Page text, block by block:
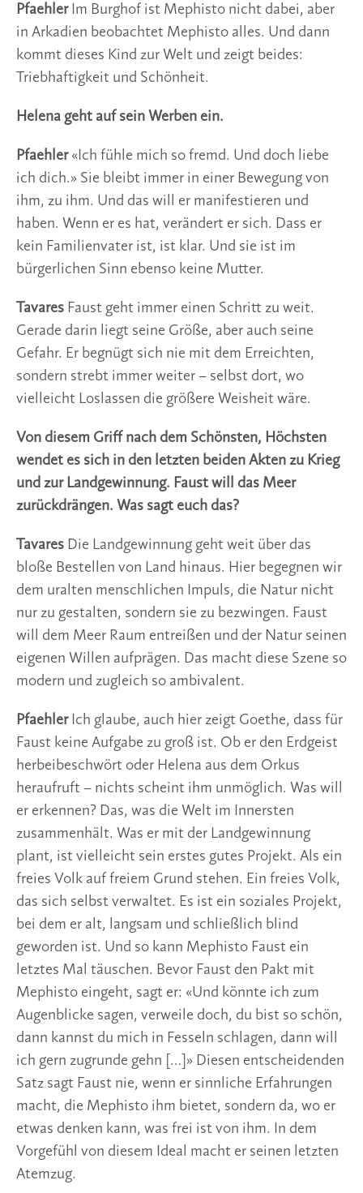
Pfaehler Im Burghof ist Mephisto nicht dabei, aber
in Arkadien beobachtet Mephisto alles. Und dann
kommt dieses Kind zur Welt und zeigt beides:
Triebhaftigkeit und Schönheit.
Helena geht auf sein Werben ein.
Pfaehler «Ich fühle mich so fremd. Und doch liebe
ich dich.» Sie bleibt immer in einer Bewegung von
ihm, zu ihm. Und das will er manifestieren und
haben. Wenn er es hat, verändert er sich. Dass er
kein Familienvater ist, ist klar. Und sie ist im
bürgerlichen Sinn ebenso keine Mutter.
Tavares Faust geht immer einen Schritt zu weit.
Gerade darin liegt seine Größe, aber auch seine
Gefahr. Er begnügt sich nie mit dem Erreichten,
sondern strebt immer weiter – selbst dort, wo
vielleicht Loslassen die größere Weisheit wäre.
Von diesem Griff nach dem Schönsten, Höchsten
wendet es sich in den letzten beiden Akten zu Krieg
und zur Landgewinnung. Faust will das Meer
zurückdrängen. Was sagt euch das?
Tavares Die Landgewinnung geht weit über das
bloße Bestellen von Land hinaus. Hier begegnen wir
dem uralten menschlichen Impuls, die Natur nicht
nur zu gestalten, sondern sie zu bezwingen. Faust
will dem Meer Raum entreißen und der Natur seinen
eigenen Willen aufprägen. Das macht diese Szene so
modern und zugleich so ambivalent.
Pfaehler Ich glaube, auch hier zeigt Goethe, dass für
Faust keine Aufgabe zu groß ist. Ob er den Erdgeist
herbeibeschwört oder Helena aus dem Orkus
heraufruft – nichts scheint ihm unmöglich. Was will
er erkennen? Das, was die Welt im Innersten
zusammenhält. Was er mit der Landgewinnung
plant, ist vielleicht sein erstes gutes Projekt. Als ein
freies Volk auf freiem Grund stehen. Ein freies Volk,
das sich selbst verwaltet. Es ist ein soziales Projekt,
bei dem er alt, langsam und schließlich blind
geworden ist. Und so kann Mephisto Faust ein
letztes Mal täuschen. Bevor Faust den Pakt mit
Mephisto eingeht, sagt er: «Und könnte ich zum
Augenblicke sagen, verweile doch, du bist so schön,
dann kannst du mich in Fesseln schlagen, dann will
ich gern zugrunde gehn […]» Diesen entscheidenden
Satz sagt Faust nie, wenn er sinnliche Erfahrungen
macht, die Mephisto ihm bietet, sondern da, wo er
etwas denken kann, was frei ist von ihm. In dem
Vorgefühl von diesem Ideal macht er seinen letzten
Atemzug.